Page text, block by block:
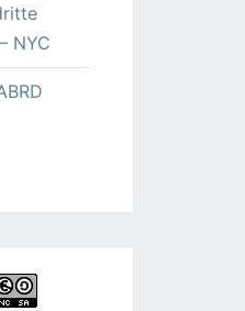
NYC